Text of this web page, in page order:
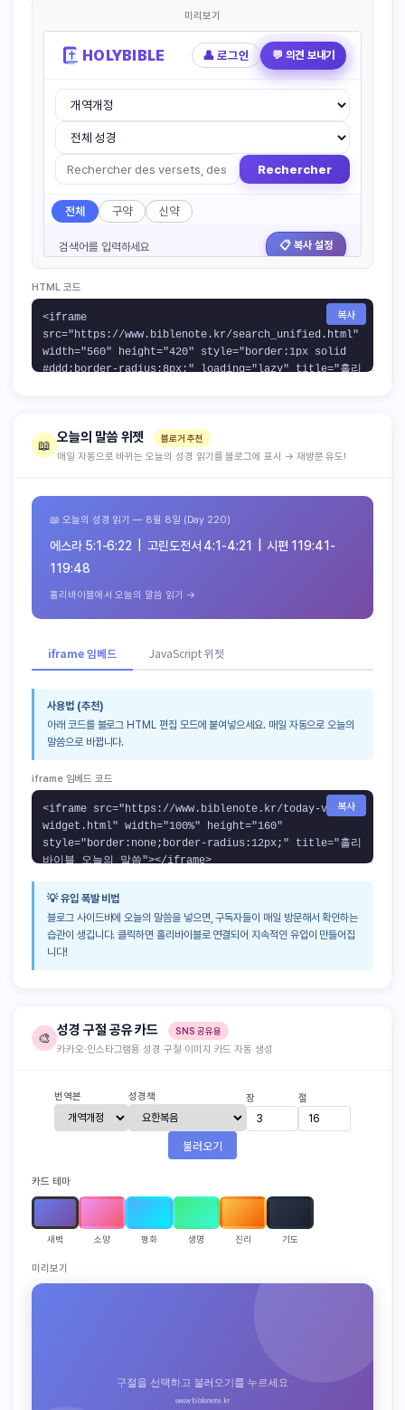
미리보기
HTML 코드
복사
📖 오늘의 말씀 위젯 블로거 추천
매일 자동으로 바뀌는 오늘의 성경 읽기를 블로그에 표시 → 재방문 유도!
📖 오늘의 성경 읽기 — 8월 8일 (Day 220)
에스라 5:1-6:22 | 고린도전서 4:1-4:21 | 시편 119:41-
119:48
홀리바이블에서 오늘의 말씀 읽기 →
iframe 임베드 JavaScript 위젯
사용법 (추천)
아래 코드를 블로그 HTML 편집 모드에 붙여넣으세요. 매일 자동으로 오늘의
말씀으로 바뀝니다.
iframe 임베드 코드
복사
💡 유입 폭발 비법
블로그 사이드바에 오늘의 말씀을 넣으면, 구독자들이 매일 방문해서 확인하는
습관이 생깁니다. 클릭하면 홀리바이블로 연결되어 지속적인 유입이 만들어집
니다!
🎨 성경 구절 공유 카드 SNS 공유용
카카오·인스타그램용 성경 구절 이미지 카드 자동 생성
번역본 성경책 장 절
불러오기
카드 테마
새벽 소망 평화 생명 진리 기도
미리보기